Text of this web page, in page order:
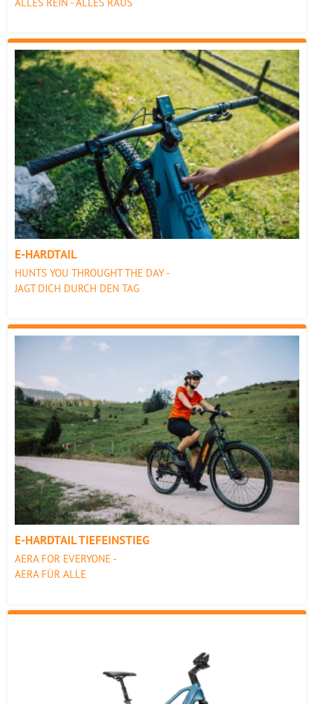
ALLES REIN - ALLES RAUS
E-HARDTAIL
HUNTS YOU THROUGHT THE DAY -
JAGT DICH DURCH DEN TAG
E-HARDTAIL TIEFEINSTIEG
AERA FOR EVERYONE -
AERA FÜR ALLE